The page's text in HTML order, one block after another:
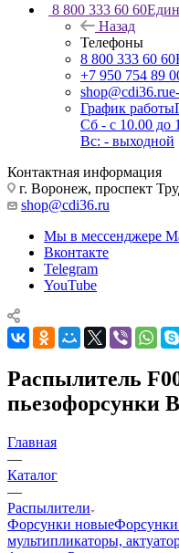
8 800 333 60 60
Назад
Телефоны
8 800 333 60 60
+7 950 754 89
shop@cdi36.ru
График работы
Сб - с 10.00 до
Вс: - выходной
Контактная информация
г. Воронеж, проспект
shop@cdi36.ru
Мы в мессенджере
Вконтакте
Telegram
YouTube
Распылитель
пьезофорсунки
Главная
—
Каталог
—
Распылители
Форсунки новыеФорсунки
мультипликаторы,